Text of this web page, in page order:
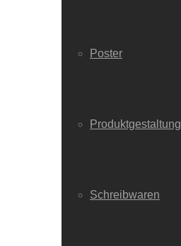
Poster
Produktgestaltung
Schreibwaren